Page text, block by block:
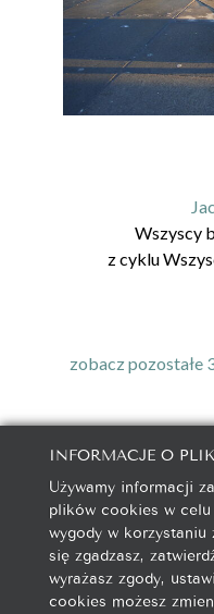
Wszyscy
z cyklu
zobacz pozostałe
85-078
INFORMACJE O
Używamy informacji
plików cookies w celu
wygody w korzystaniu
się zgadzasz,
wyrażasz zgody,
cookies możesz